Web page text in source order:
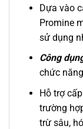
Dựa vào
Promine
sử dụng
Công
chức
Hỗ trợ
trường
trừ sâu,